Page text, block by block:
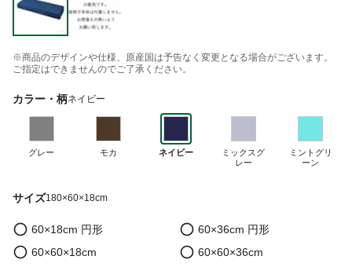
※商品のデザインや仕様、原産国は予告なく変更となる場合がございます。
ご指定はできませんのでご了承ください。
カラー・柄ネイビー
グレー モカ ネイビー
ミックスグ
レー
ミントグリ
ーン
サイズ180×60×18cm
60×18cm 円形
60×36cm 円形
60×60×18cm
60×60×36cm